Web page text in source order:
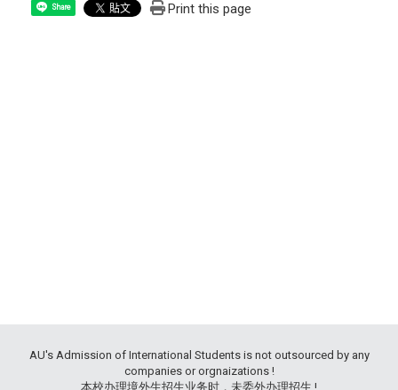
Share Print this page
AU's Admission of International Students is not outsourced by any
companies or orgnaizations !
本校办理境外生招生业务时，未委外办理招生 !